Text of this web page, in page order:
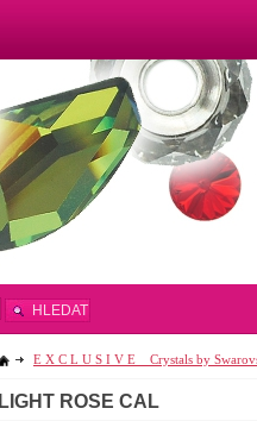
E X C L U S I V E _ Crystals by
LIGHT ROSE CAL
HLEDAT